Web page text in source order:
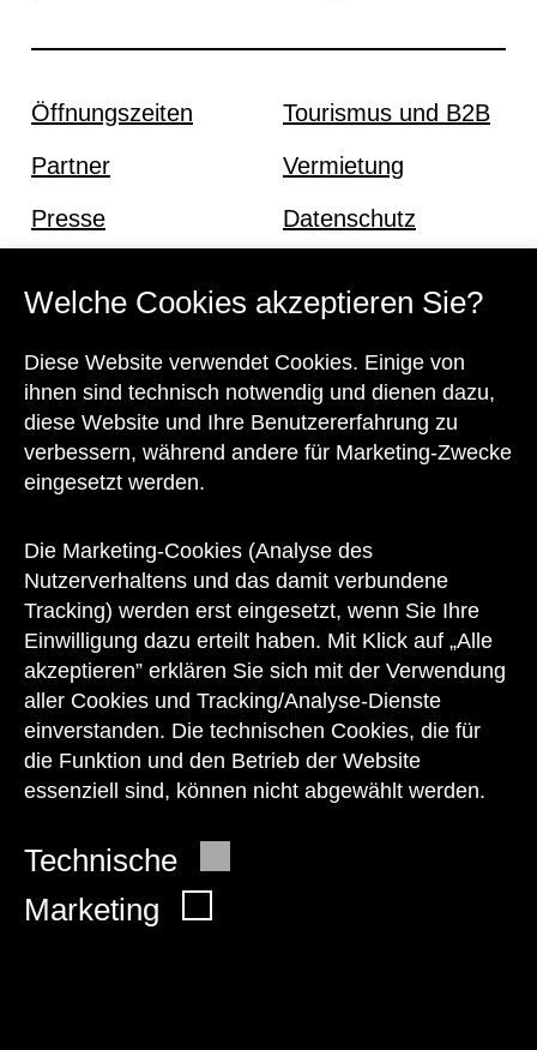
Welche Cookies akzeptieren Sie?
Diese Website verwendet Cookies. Einige von
ihnen sind technisch notwendig und dienen dazu,
diese Website und Ihre Benutzererfahrung zu
verbessern, während andere für Marketing-Zwecke
eingesetzt werden.
Die Marketing-Cookies (Analyse des
Nutzerverhaltens und das damit verbundene
Tracking) werden erst eingesetzt, wenn Sie Ihre
Einwilligung dazu erteilt haben. Mit Klick auf „Alle
akzeptieren” erklären Sie sich mit der Verwendung
aller Cookies und Tracking/Analyse-Dienste
einverstanden. Die technischen Cookies, die für
die Funktion und den Betrieb der Website
essenziell sind, können nicht abgewählt werden.
Technische
Marketing
Öffnungszeiten
Partner
Presse
Tourismus und B2B
Vermietung
Datenschutz
Kontakt
zu den Öffnungszeiten des Museums
auch telefonisch zur Verfügung:
+43 1 505 87 47 85173
service@wienmuseum.at
© 2026 Wien Museum